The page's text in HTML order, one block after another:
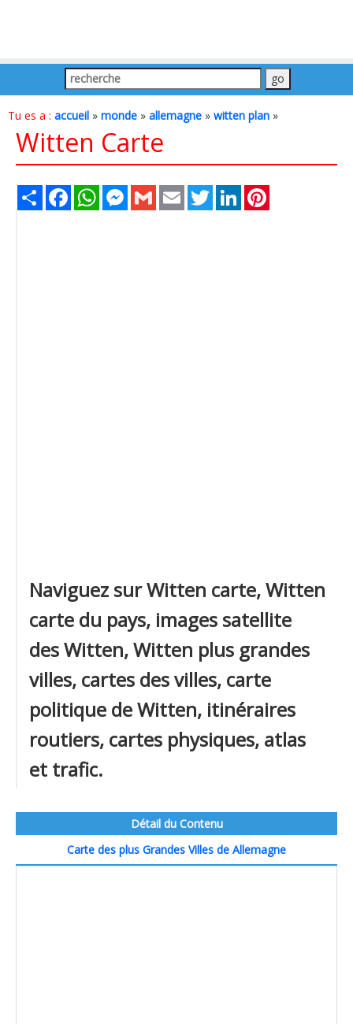
Tu es a : accueil » monde » allemagne » witten plan »
Witten Carte
Share FacebookWhatsAppMessenger
Gmail Email TwitterLinkedIn
Naviguez sur Witten carte, Witten
carte du pays, images satellite
des Witten, Witten plus grandes
villes, cartes des villes, carte
politique de Witten, itinéraires
routiers, cartes physiques, atlas
et trafic.
Détail du Contenu
Carte des plus Grandes Villes de Allemagne